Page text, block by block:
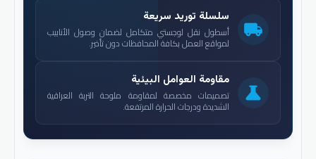
local_shipping
سلسلة توريد سريعة
أسطول نقل لوجستي متكامل لضمان وصول الأنابيب
لمواقع العمل بكافة المحافظات دون تأخير.
science
مقاومة العوامل البيئية
تصميمات مخصصة لمقاومة ملوحة التربة العراقية
الشديدة ودرجات الحرارة المرتفعة.